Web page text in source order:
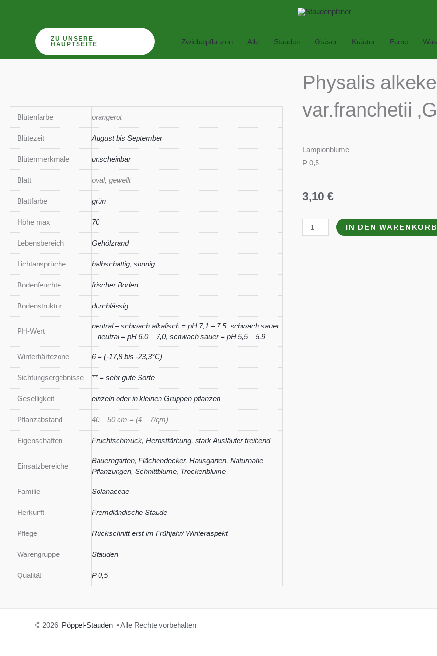
ZU UNSERE
HAUPTSEITE
Zwiebelpflanzen Alle Stauden Gräser Kräuter Farne
Blütenfarbe orangerot
Blütezeit August bis September
Blütenmerkmale unscheinbar
Blatt oval, gewellt
Blattfarbe grün
Höhe max 70
Lebensbereich Gehölzrand
Lichtansprüche halbschattig, sonnig
Bodenfeuchte frischer Boden
Bodenstruktur durchlässig
PH-Wert
neutral – schwach alkalisch = pH 7,1 – 7,5, schwach sauer
– neutral = pH 6,0 – 7,0, schwach sauer = pH 5,5 – 5,9
Winterhärtezone 6 = (-17,8 bis -23,3°C)
Sichtungsergebnisse ** = sehr gute Sorte
Geselligkeit einzeln oder in kleinen Gruppen pflanzen
Pflanzabstand 40 – 50 cm = (4 – 7/qm)
Eigenschaften Fruchtschmuck, Herbstfärbung, stark Ausläufer treibend
Einsatzbereiche
Bauerngarten, Flächendecker, Hausgarten, Naturnahe
Pflanzungen, Schnittblume, Trockenblume
Familie Solanaceae
Herkunft Fremdländische Staude
Pflege Rückschnitt erst im Frühjahr/ Winteraspekt
Warengruppe Stauden
Qualität P 0,5
Physalis
var.franchetii
Lampionblume
P 0,5
3,10 €
Physalis
alkekengi
IN DEN
© 2026 Pöppel-Stauden • Alle Rechte vorbehalten